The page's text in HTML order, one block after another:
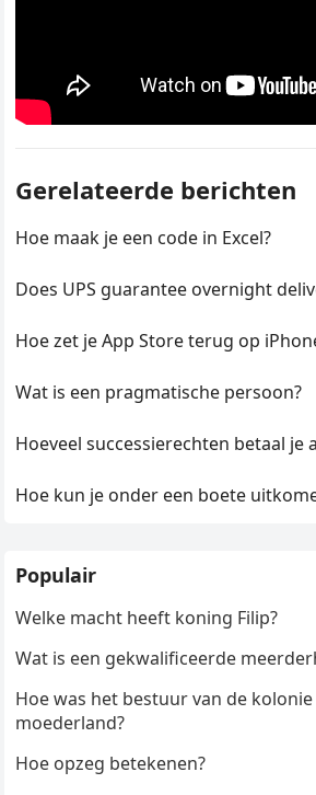
Gerelateerde berichten
Hoe maak je een code in Excel?
Does UPS guarantee overnight
Hoe zet je App Store terug op
Wat is een pragmatische persoon?
Hoeveel successierechten betaal je
Hoe kun je onder een boete
Populair
Welke macht heeft koning Filip?
Wat is een gekwalificeerde
Hoe was het bestuur van de
moederland?
Hoe opzeg betekenen?